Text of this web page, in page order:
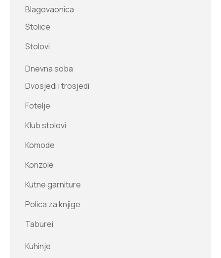
Blagovaonica
Stolice
Stolovi
Dnevna soba
Dvosjedi i trosjedi
Fotelje
Klub stolovi
Komode
Konzole
Kutne garniture
Polica za knjige
Taburei
Kuhinje